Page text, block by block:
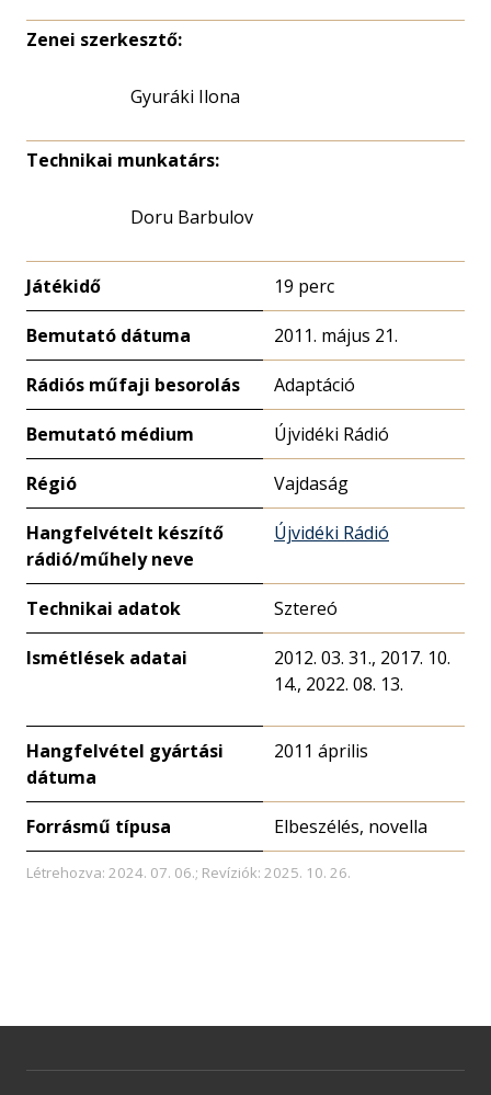
Zenei szerkesztő:
Gyuráki Ilona
Technikai munkatárs:
Doru Barbulov
Játékidő 19 perc
Bemutató dátuma 2011. május 21.
Rádiós műfaji besorolás Adaptáció
Bemutató médium Újvidéki Rádió
Régió Vajdaság
Hangfelvételt készítő
rádió/műhely neve
Újvidéki Rádió
Technikai adatok Sztereó
Ismétlések adatai
2012. 03. 31., 2017. 10.
14., 2022. 08. 13.
Hangfelvétel gyártási
dátuma
2011 április
Forrásmű típusa Elbeszélés, novella
Létrehozva: 2024. 07. 06.; Revíziók: 2025. 10. 26.